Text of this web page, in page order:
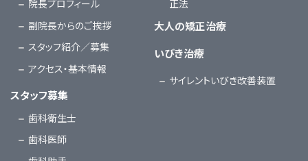
院長プロフィール
副院長からのご挨拶
スタッフ紹介／募集
アクセス・基本情報
スタッフ募集
歯科衛生士
歯科医師
正法
大人の矯正治療
いびき治療
サイレントいびき改善装置